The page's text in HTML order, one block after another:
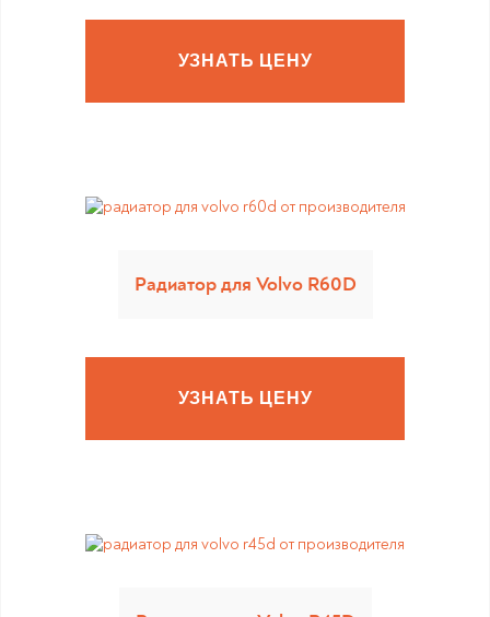
УЗНАТЬ ЦЕНУ
Радиатор для Volvo R60D
УЗНАТЬ ЦЕНУ